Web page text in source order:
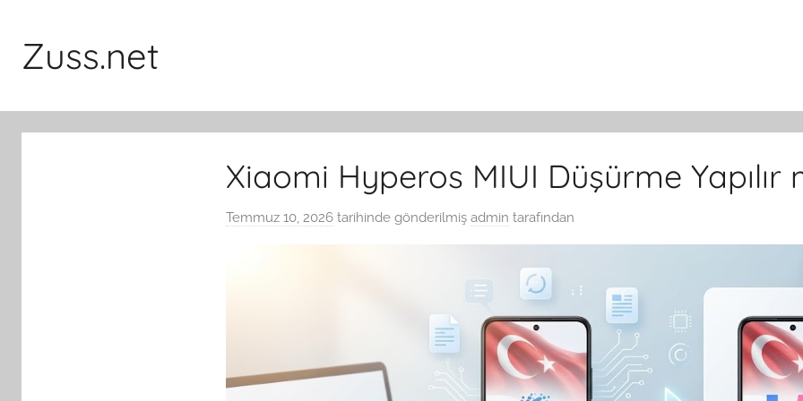
Zuss.net
Xiaomi Hyperos MIUI Düşürme Yapılır
Temmuz 10, 2026 tarihinde gönderilmiş admin tarafından